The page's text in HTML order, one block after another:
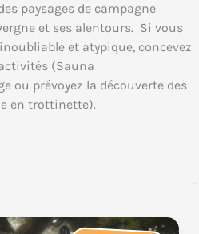
paysages de campagne
et ses alentours. Si vous
et atypique, concevez
(Sauna
ou prévoyez la découverte des
en trottinette).